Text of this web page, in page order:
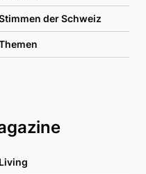
der Schweiz
Living